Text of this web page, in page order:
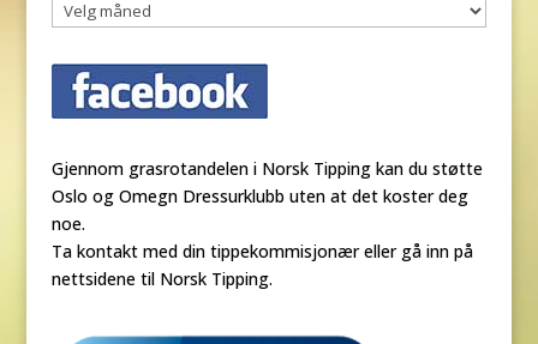
Gjennom grasrotandelen i Norsk Tipping kan du støtte
Oslo og Omegn Dressurklubb uten at det koster deg
noe.
Ta kontakt med din tippekommisjonær eller gå inn på
nettsidene til Norsk Tipping.